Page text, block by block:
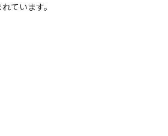
ています。